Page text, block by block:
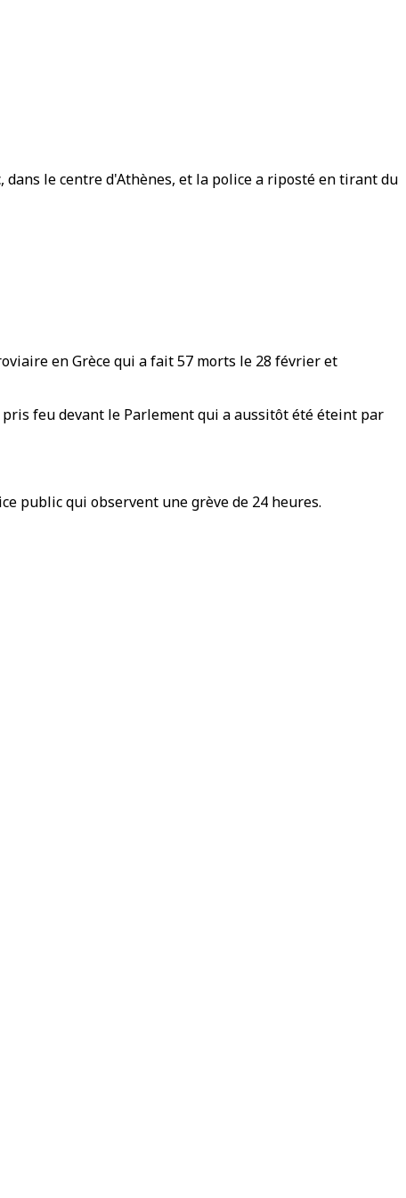
le centre d'Athènes, et la police a riposté en tirant du
en Grèce qui a fait 57 morts le 28 février et
feu devant le Parlement qui a aussitôt été éteint par
public qui observent une grève de 24 heures.